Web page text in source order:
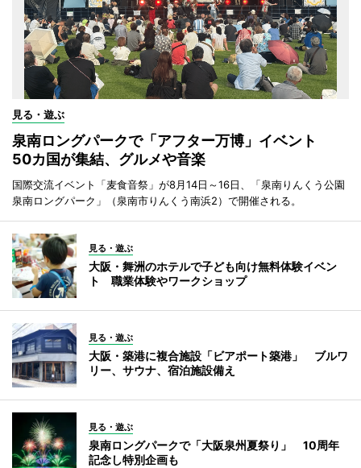
見る・遊ぶ
泉南ロングパークで「アフター万博」イベント
50カ国が集結、グルメや音楽
国際交流イベント「麦食音祭」が8月14日～16日、「泉南りんくう公園
泉南ロングパーク」（泉南市りんくう南浜2）で開催される。
見る・遊ぶ
大阪・舞洲のホテルで子ども向け無料体験イベン
ト 職業体験やワークショップ
見る・遊ぶ
大阪・築港に複合施設「ビアポート築港」 ブルワ
リー、サウナ、宿泊施設備え
見る・遊ぶ
泉南ロングパークで「大阪泉州夏祭り」 10周年
記念し特別企画も